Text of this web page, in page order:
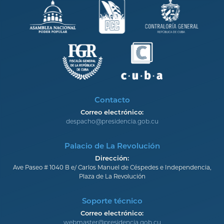
Contacto
Correo electrónico:
despacho@presidencia.gob.cu
Palacio de La Revolución
Dirección:
Ave Paseo # 1040 B e/ Carlos Manuel de Céspedes e Independencia,
Plaza de La Revolución
Soporte técnico
Correo electrónico:
webmaster@presidencia.gob.cu